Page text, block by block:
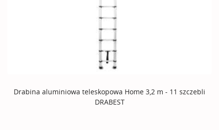
Drabina aluminiowa teleskopowa Home 3,2 m - 11 szczebli
DRABEST